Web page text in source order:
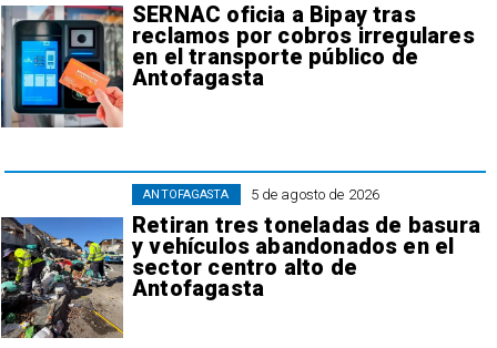
SERNAC oficia a Bipay tras
reclamos por cobros irregulares
en el transporte público de
Antofagasta
5 de agosto de 2026
Retiran tres toneladas de basura
y vehículos abandonados en el
sector centro alto de
Antofagasta
ANTOFAGASTA